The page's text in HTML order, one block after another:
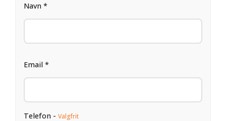
Navn *
Email *
Telefon - Valgfrit